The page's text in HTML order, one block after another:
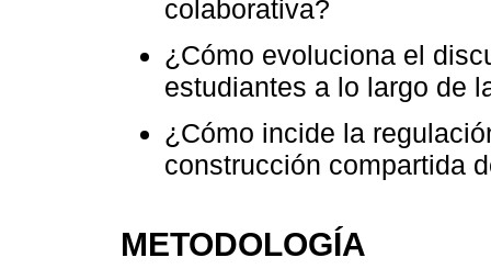
colaborativa?
¿Cómo evoluciona el
estudiantes a lo largo de
¿Cómo incide la
construcción compartida
METODOLOGÍA